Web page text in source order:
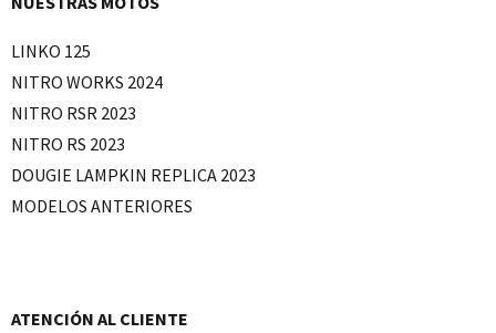
LINKO 125
NITRO WORKS 2024
NITRO RSR 2023
NITRO RS 2023
DOUGIE LAMPKIN REPLICA 2023
MODELOS ANTERIORES
ATENCIÓN AL CLIENTE